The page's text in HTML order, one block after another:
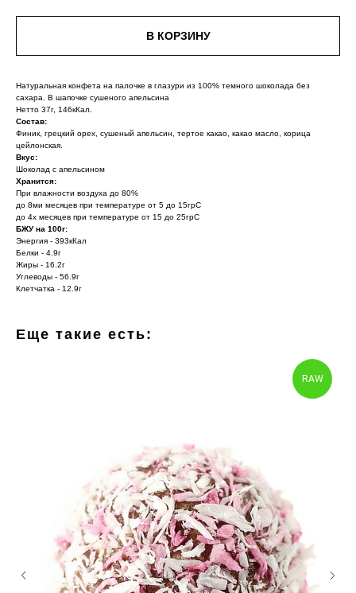
В КОРЗИНУ
Натуральная конфета на палочке в глазури из 100% темного шоколада без
сахара. В шапочке сушеного апельсина
Нетто 37г, 146кКал.
Состав:
Финик, грецкий орех, сушеный апельсин, тертое какао, какао масло, корица
цейлонская.
Вкус:
Шоколад с апельсином
Хранится:
При влажности воздуха до 80%
до 8ми месяцев при температуре от 5 до 15грС
до 4х месяцев при температуре от 15 до 25грС
БЖУ на 100г:
Энергия - 393кКал
Белки - 4.9г
Жиры - 16.2г
Углеводы - 56.9г
Клетчатка - 12.9г
Еще такие есть:
RAW